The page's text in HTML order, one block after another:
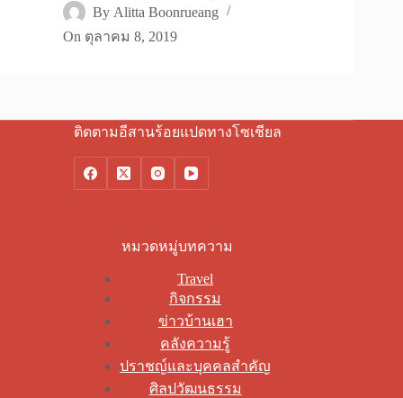
By Alitta Boonrueang
On ตุลาคม 8, 2019
ติดตามอีสานร้อยแปดทางโซเชียล
หมวดหมู่บทความ
Travel
กิจกรรม
ข่าวบ้านเฮา
คลังความรู้
ปราชญ์และบุคคลสำคัญ
ศิลปวัฒนธรรม